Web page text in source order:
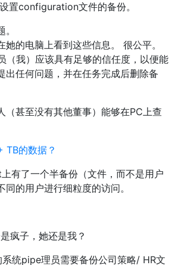
置configuration文件的备份。
她的电脑上看到这些信息。 很公平。
（我）应该具有足够的信任度，以便能
出任何问题，并在任务完成后删除备
（甚至没有其他董事）能够在PC上查
TB的数据？
有了一个半备份（文件，而不是用户
的用户进行细粒度的访问。
疯子，她还是我？
统pipe理员需要备份公司策略/ HR文